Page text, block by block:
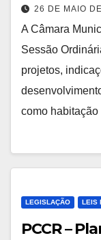
26 DE MAIO
A Câmara
Sessão
projetos,
como
LEGISLAÇÃO LEIS
PCCR –